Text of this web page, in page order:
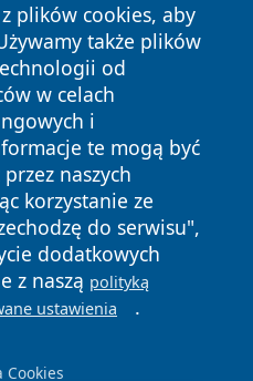
plików cookies, aby
także plików
od
w celach
i
te mogą być
naszych
korzystanie ze
do serwisu",
dodatkowych
z naszą polityką
ustawienia .
Cookies
Wszystkie prawa zastrzeżone.
Polityka
Cookies